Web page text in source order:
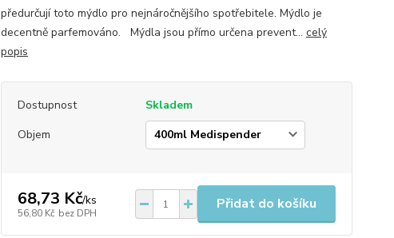
předurčují toto mýdlo pro nejnáročnějšího spotřebitele. Mýdlo je
decentně parfemováno. Mýdla jsou přímo určena prevent... celý
popis
Dostupnost
Skladem
Objem
68,73 Kč/ks
56,80 Kč bez DPH
Přidat do košíku